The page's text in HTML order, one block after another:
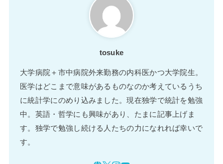
tosuke
大学病院＋市中病院外来勤務の内科医かつ大学院生。
医学はどこまで意味があるものなのか考えているうち
に統計学にのめり込みました。現在独学で統計を勉強
中。英語・哲学にも興味があり、たまに記事上げま
す。独学で勉強し続ける人たちの力になれれば幸いで
す。